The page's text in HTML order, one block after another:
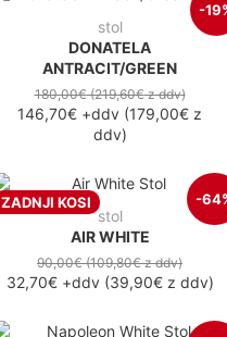
-
stol
DONATELA
ANTRACIT/GREEN
180,00€(219,60€z ddv)
146,70€ +ddv (179,00€ z
ddv)
ZADNJI KOSI -
stol
AIR WHITE
90,00€(109,80€z ddv)
32,70€+ddv(39,90€z ddv)